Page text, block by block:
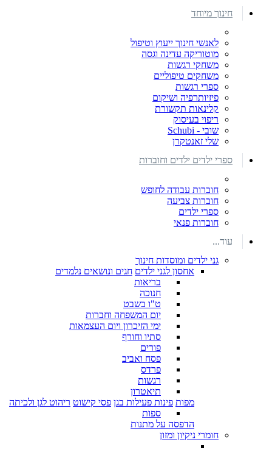
חינוך מיוחד
לאנשי חינוך ייעוץ וטיפול
מוטוריקה עדינה וגסה
משחקי רגשות
משחקים טיפוליים
ספרי רגשות
פיזיותרפיה ושיקום
קלינאות תקשורת
ריפוי בעיסוק
שובי - Schubi
שלי זאנטקרן
ספרי ילדים ילדים וחוברות
חוברות עבודה לחופש
חוברות צביעה
ספרי ילדים
חוברות פנאי
עוד...
גני ילדים ומוסדות חינוך
אחסון לגני ילדים חגים ונושאים נלמדים
בריאות
חנוכה
ט"ו בשבט
יום המשפחה וחברות
ימי הזיכרון ויום העצמאות
סתיו וחורף
פורים
פסח ואביב
פרדס
רגשות
תיאטרון
מפות פינות פעילות בגן פסי קישוט ריהוט לגן ולכיתה
ספות
הדפסה על מתנות
חומרי ניקיון ומזון